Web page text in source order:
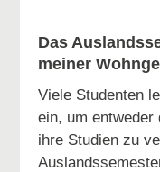
Das
meiner
Viele Studenten
ein, um entweder
ihre Studien zu